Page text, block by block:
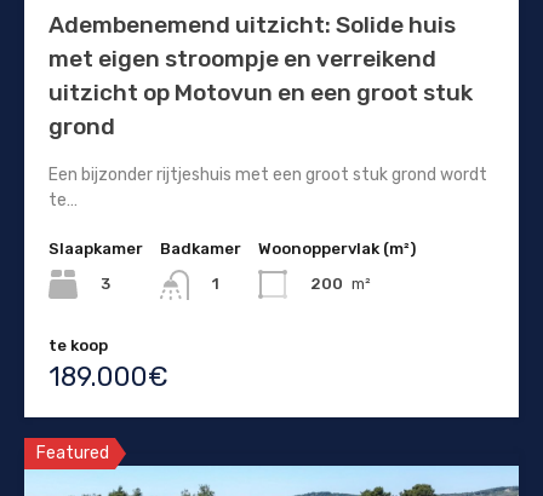
Adembenemend uitzicht: Solide huis
met eigen stroompje en verreikend
uitzicht op Motovun en een groot stuk
grond
Een bijzonder rijtjeshuis met een groot stuk grond wordt
te…
Slaapkamer
3
Badkamer
1
Woonoppervlak (m²)
200 m²
te koop
189.000€
Featured